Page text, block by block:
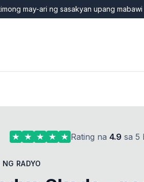
may-ari ng sasakyan upang
Rating na 4.9 sa 5
RADYO